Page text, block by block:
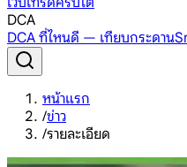
DCA
DCA ที่ไหนดี — เทียบกระดาน
หน้าแรก
/ข่าว
/รายละเอียด